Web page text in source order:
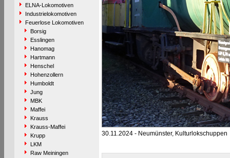
ELNA-Lokomotiven
Industrielokomotiven
Feuerlose Lokomotiven
Borsig
Esslingen
Hanomag
Hartmann
Henschel
Hohenzollern
Humboldt
Jung
MBK
Maffei
Krauss
Krauss-Maffei
Krupp
LKM
Raw Meiningen
30.11.2024 - Neumünster, Kulturlokschuppen